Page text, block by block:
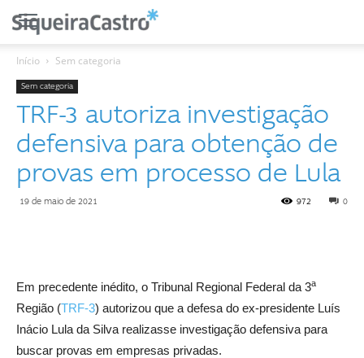
Início Sem categoria
Sem categoria
TRF-3 autoriza investigação
defensiva para obtenção de
provas em processo de Lula
19 de maio de 2021 0
972
Em precedente inédito, o Tribunal Regional Federal da 3a
Região (TRF-3) autorizou que a defesa do ex-presidente Luís
Inácio Lula da Silva realizasse investigação defensiva para
buscar provas em empresas privadas.